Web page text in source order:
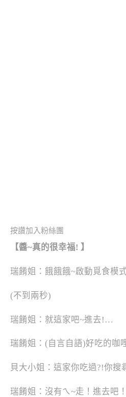
按讚加入粉絲團
【醬~真的很幸福! 】
瑞餚姐：餓餓餓~啟動覓食模
(不到兩秒)
瑞餚姐：就這家吧~進去!…
瑞餚姐：(自言自語)好吃的咖
貝大小姐：這家你吃過?!你搜
瑞餚姐：沒有ㄟ~走！進去吧